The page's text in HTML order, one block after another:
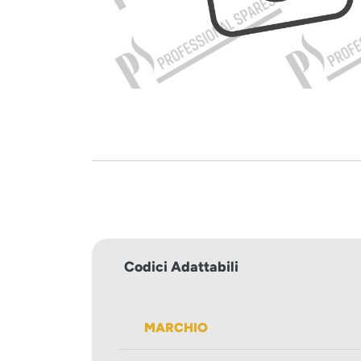
Codici Adattabili
MARCHIO